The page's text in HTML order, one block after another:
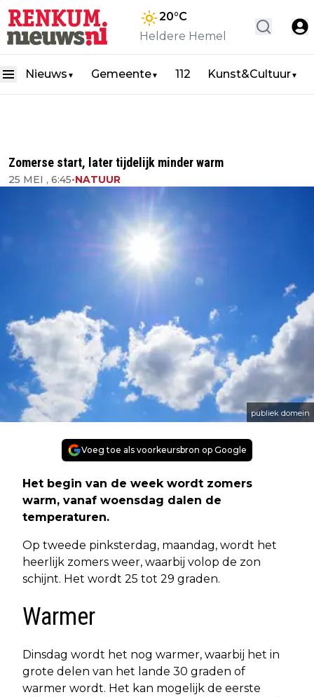
20°C
Heldere Hemel
Nieuws ▼ Gemeente▼ 112 Kunst&Cultuur▼
Zomerse start, later tijdelijk minder warm
25 MEI , 6:45•NATUUR
publiek domein
Voeg toe als voorkeursbron op Google
Het begin van de week wordt zomers
warm, vanaf woensdag dalen de
temperaturen.
Op tweede pinksterdag, maandag, wordt het
heerlijk zomers weer, waarbij volop de zon
schijnt. Het wordt 25 tot 29 graden.
Warmer
Dinsdag wordt het nog warmer, waarbij het in
grote delen van het lande 30 graden of
warmer wordt. Het kan mogelijk de eerste